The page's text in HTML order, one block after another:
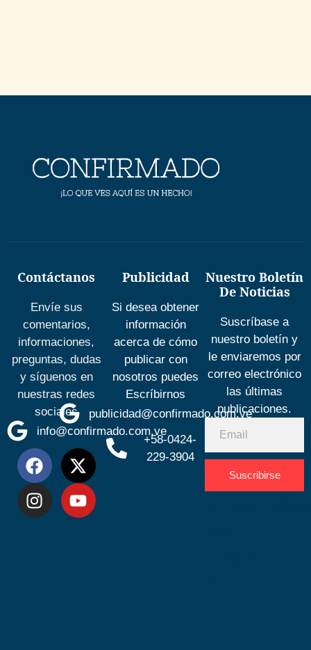
Contáctanos
Envíe sus
comentarios,
informaciones,
preguntas, dudas
y síguenos en
nuestras redes
sociales
info@confirmado.com.ve
Publicidad
Si desea obtener
información
acerca de cómo
publicar con
nosotros puedes
Escríbirnos
publicidad@confirmado.com.ve
+58-0424-
229-3904
Nuestro Boletín
De Noticias
Suscríbase a
nuestro boletín y
le enviaremos por
correo electrónico
las últimas
publicaciones.
Suscribirse